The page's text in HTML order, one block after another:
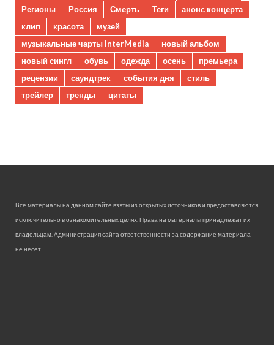
Регионы
Россия Смерть Теги
анонс концерта
клип
красота
музей
музыкальные чарты InterMedia
новый альбом
новый сингл
обувь одежда осень
премьера
рецензии
саундтрек события дня
стиль
трейлер
тренды цитаты
Все материалы на данном сайте взяты из открытых источников и предоставляются
исключительно в ознакомительных целях. Права на материалы принадлежат их
владельцам. Администрация сайта ответственности за содержание материала
не несет.